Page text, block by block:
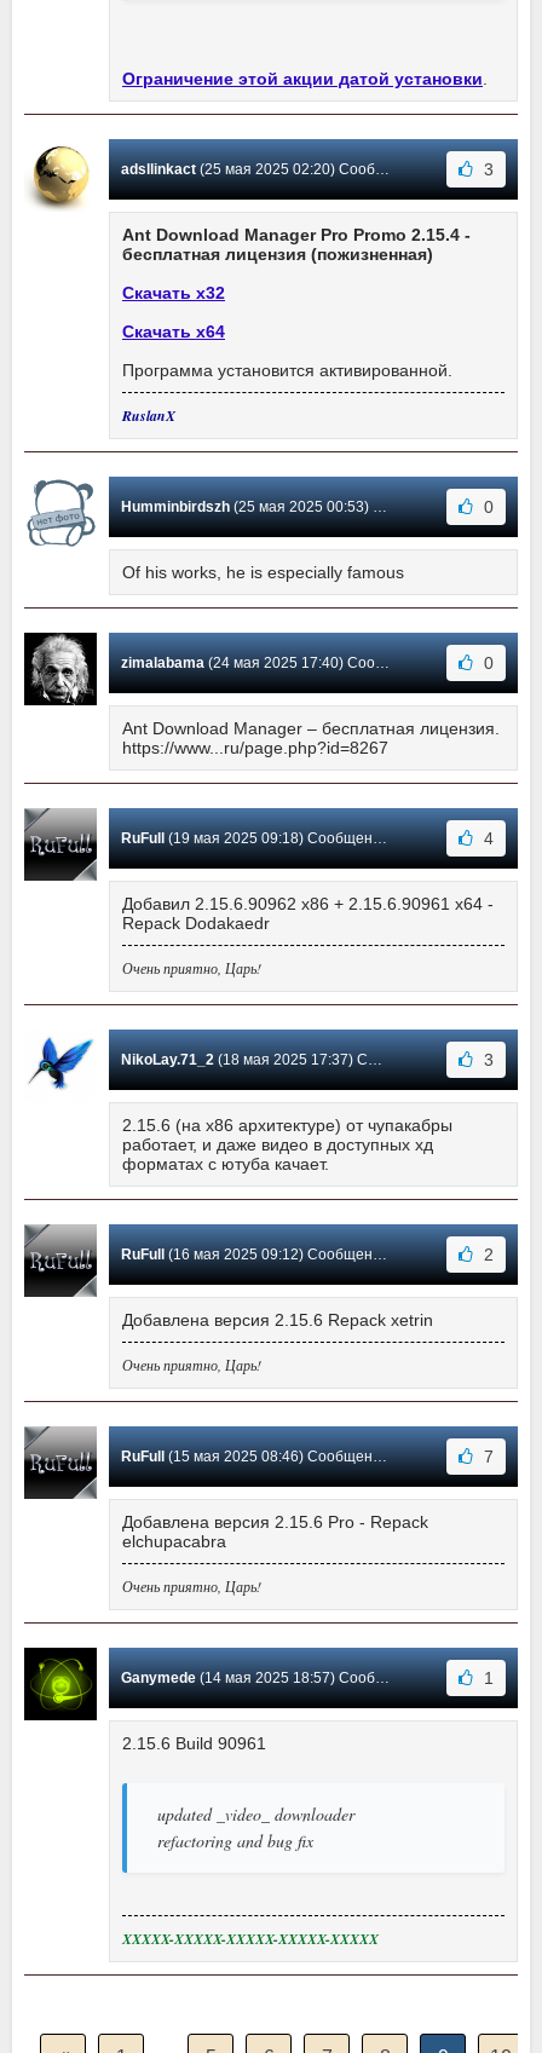
Ограничение этой акции датой установки
adsllinkact(25 мая 2025 02:20) Сообщение #984 3
Ant Download Manager Pro Promo 2.15.4 -
бесплатная лицензия (пожизненная)
Скачать x32
Скачать x64
Программа установится активированной.
RuslanX
Humminbirdszh(25 мая 2025 00:53) Сообщение #983 0
Of his works, he is especially famous
zimalabama(24 мая 2025 17:40) Сообщение #982 0
Ant Download Manager – бесплатная лицензия.
https://www.
.ru/page.php?id=8267
RuFull (19 мая 2025 09:18) Сообщение #981 4
Добавил 2.15.6.90962 x86 + 2.15.6.90961 x64 -
Repack Dodakaedr
Очень приятно, Царь!
NikoLay.71_2(18 мая 2025 17:37) Сообщение #980 3
2.15.6 (на х86 архитектуре) от чупакабры
работает, и даже видео в доступных хд
форматах с ютуба качает.
RuFull (16 мая 2025 09:12) Сообщение #979 2
Добавлена версия 2.15.6 Repack xetrin
Очень приятно, Царь!
RuFull (15 мая 2025 08:46) Сообщение #978 7
Добавлена версия 2.15.6 Pro - Repack
elchupacabra
Очень приятно, Царь!
Ganymede(14 мая 2025 18:57) Сообщение #977 1
2.15.6 Build 90961
updated _video_ downloader
refactoring and bug fix
XXXXX-XXXXX-XXXXX-XXXXX-XXXXX